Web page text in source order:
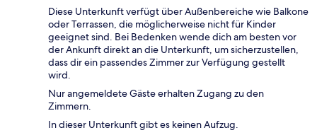
Diese Unterkunft verfügt über Außenbereiche wie Balkone
oder Terrassen, die möglicherweise nicht für Kinder
geeignet sind. Bei Bedenken wende dich am besten vor
der Ankunft direkt an die Unterkunft, um sicherzustellen,
dass dir ein passendes Zimmer zur Verfügung gestellt
wird.
Nur angemeldete Gäste erhalten Zugang zu den
Zimmern.
In dieser Unterkunft gibt es keinen Aufzug.